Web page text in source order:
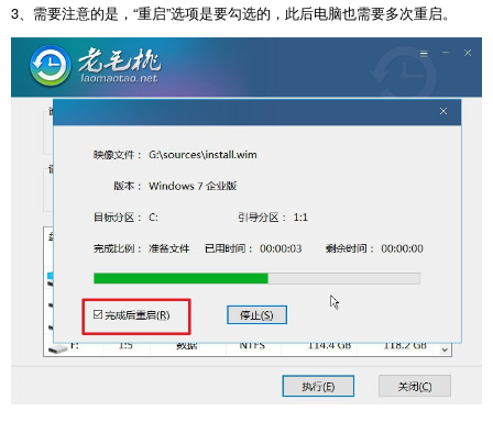
3、需要注意的是，“重启”选项是要勾选的，此后电脑也需要多次重启。